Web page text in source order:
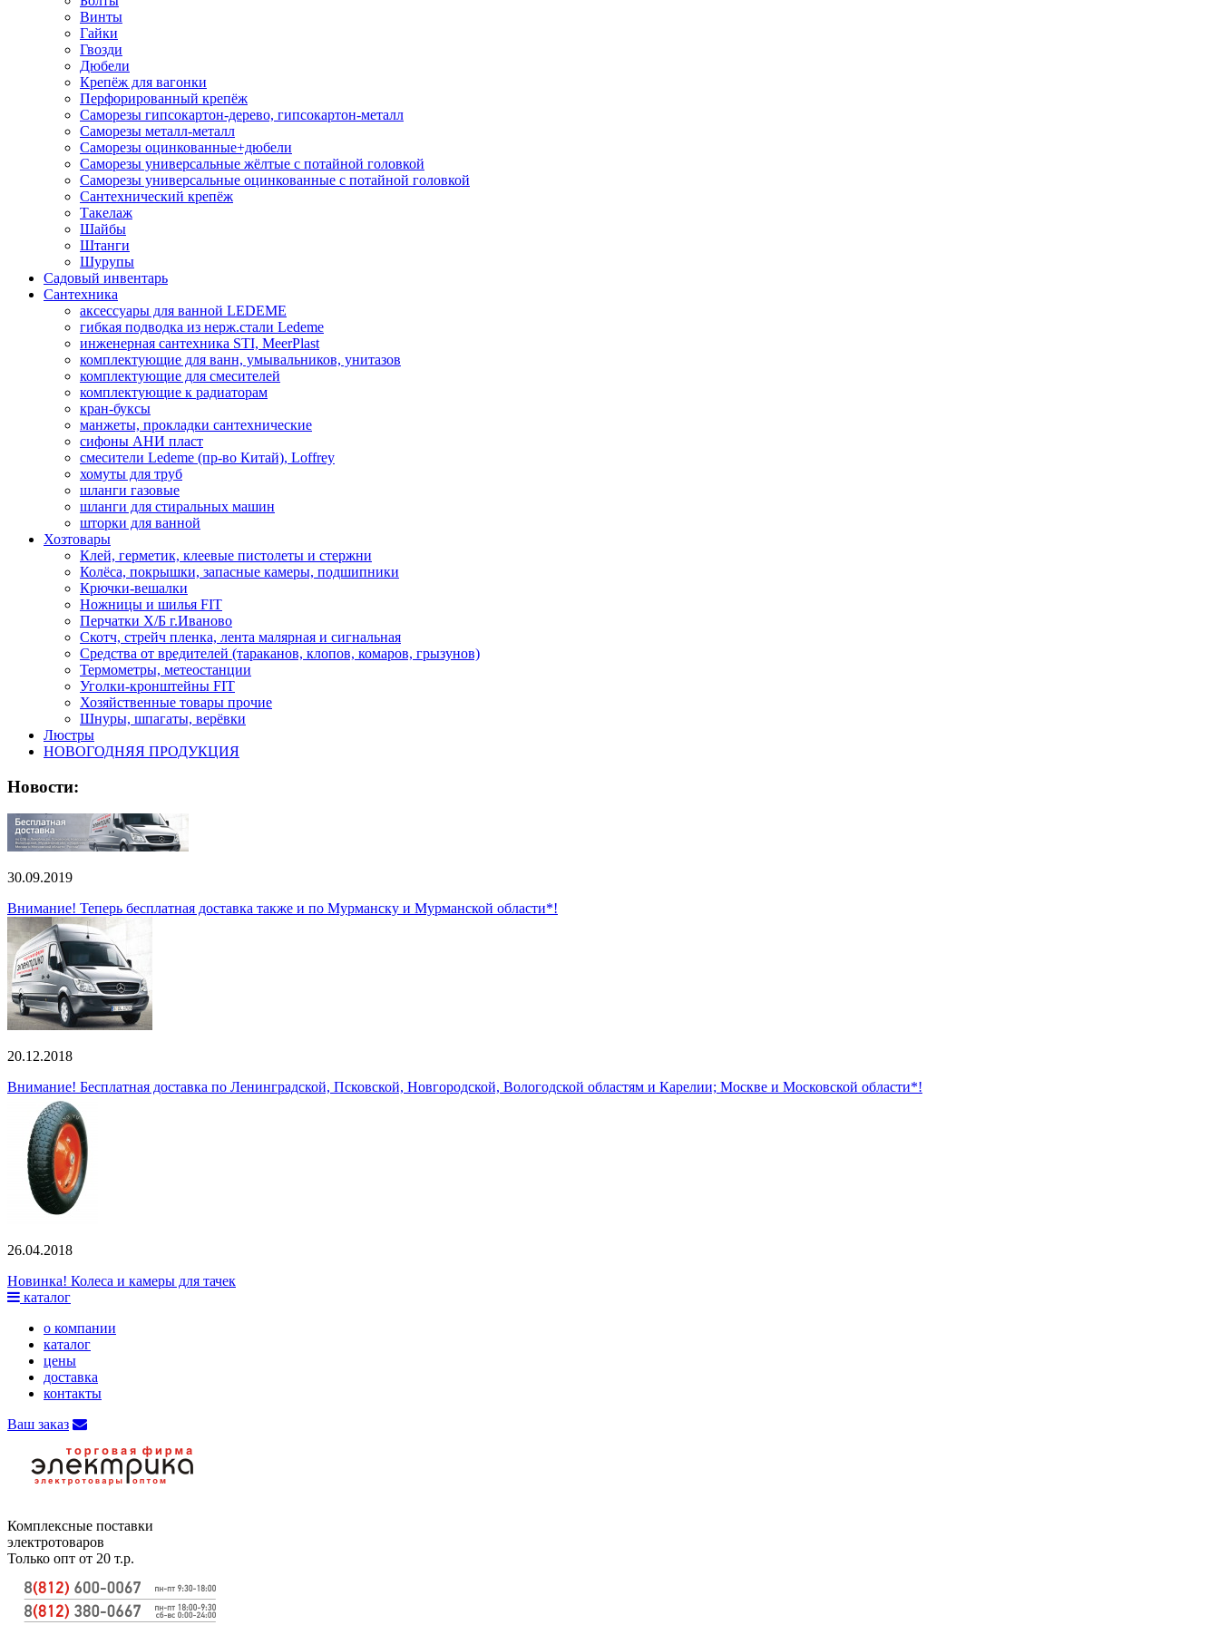
Винты
Гайки
Гвозди
Дюбели
Крепёж для вагонки
Перфорированный крепёж
Саморезы гипсокартон-дерево, гипсокартон-металл
Саморезы металл-металл
Саморезы оцинкованные+дюбели
Саморезы универсальные жёлтые с потайной головкой
Саморезы универсальные оцинкованные с потайной головкой
Сантехнический крепёж
Такелаж
Шайбы
Штанги
Шурупы
Садовый инвентарь
Сантехника
аксессуары для ванной LEDEME
гибкая подводка из нерж.стали Ledeme
инженерная сантехника STI, MeerPlast
комплектующие для ванн, умывальников, унитазов
комплектующие для смесителей
комплектующие к радиаторам
кран-буксы
манжеты, прокладки сантехнические
сифоны АНИ пласт
смесители Ledeme (пр-во Китай), Loffrey
хомуты для труб
шланги газовые
шланги для стиральных машин
шторки для ванной
Хозтовары
Клей, герметик, клеевые пистолеты и стержни
Колёса, покрышки, запасные камеры, подшипники
Крючки-вешалки
Ножницы и шилья FIT
Перчатки Х/Б г.Иваново
Скотч, стрейч пленка, лента малярная и сигнальная
Средства от вредителей (тараканов, клопов, комаров, грызунов)
Термометры, метеостанции
Уголки-кронштейны FIT
Хозяйственные товары прочие
Шнуры, шпагаты, верёвки
Люстры
НОВОГОДНЯЯ ПРОДУКЦИЯ
Новости:
30.09.2019
Внимание! Теперь бесплатная доставка также и по Мурманску и Мурманской области*!
20.12.2018
Внимание! Бесплатная доставка по Ленинградской, Псковской, Новгородской, Вологодской областям и Карелии; Москве и Московской области*!
26.04.2018
Новинка! Колеса и камеры для тачек
каталог
о компании
каталог
цены
доставка
контакты
Ваш заказ
Комплексные поставки
электротоваров
Только опт от 20 т.р.